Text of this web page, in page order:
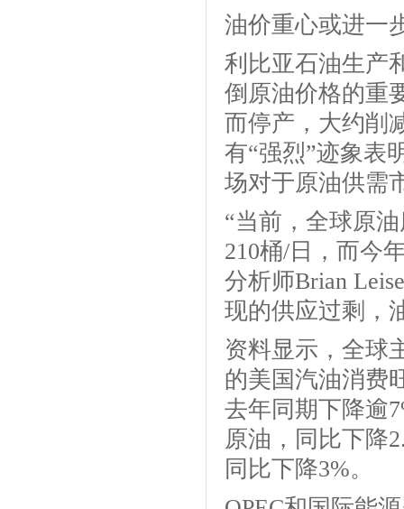
油价重心或进一
利比亚石油生产
倒原油价格的重
而停产，大约削
有“强烈”迹象表
场对于原油供需
“当前，全球原
210桶/日，而今
分析师Brian
现的供应过剩，
资料显示，全球
的美国汽油消费
去年同期下降逾
原油，同比下降
同比下降3%。